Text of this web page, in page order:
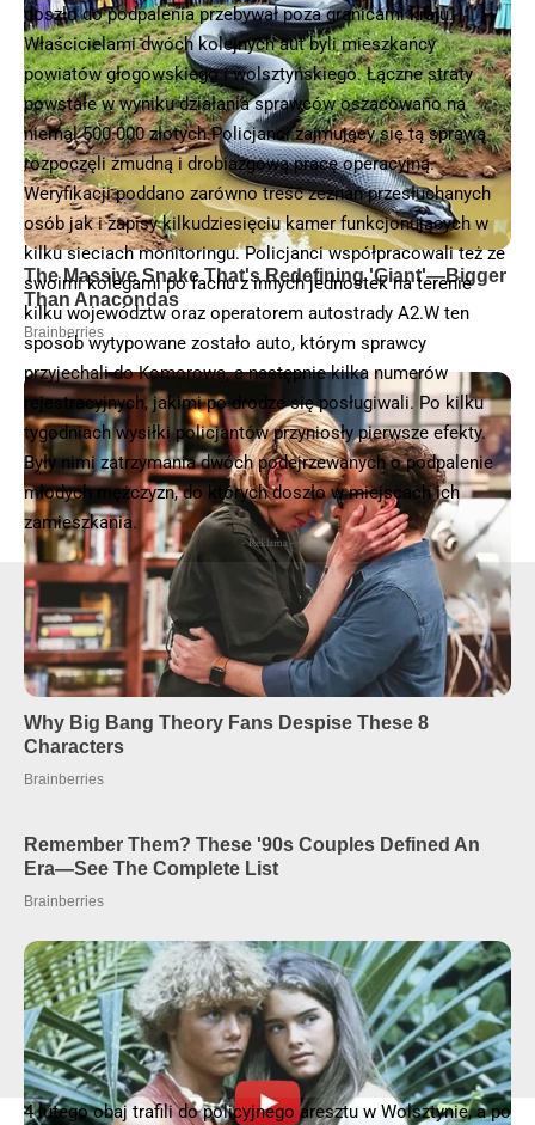
doszło do podpalenia przebywał poza granicami kraju.
Właścicielami dwóch kolejnych aut byli mieszkańcy
powiatów głogowskiego i wolsztyńskiego. Łączne straty
powstałe w wyniku działania sprawców oszacowano na
niemal 500.000 złotych.Policjanci zajmujący się tą sprawą
rozpoczęli żmudną i drobiazgową pracę operacyjną.
Weryfikacji poddano zarówno treść zeznań przesłuchanych
osób jak i zapisy kilkudziesięciu kamer funkcjonujących w
kilku sieciach monitoringu. Policjanci współpracowali też ze
swoimi kolegami po fachu z innych jednostek na terenie
kilku województw oraz operatorem autostrady A2.W ten
sposób wytypowane zostało auto, którym sprawcy
przyjechali do Komorowa, a następnie kilka numerów
rejestracyjnych, jakimi po drodze się posługiwali. Po kilku
tygodniach wysiłki policjantów przyniosły pierwsze efekty.
Były nimi zatrzymania dwóch podejrzewanych o podpalenie
młodych mężczyzn, do których doszło w miejscach ich
zamieszkania.
- Reklama -
4 lutego obaj trafili do policyjnego aresztu w Wolsztynie, a po